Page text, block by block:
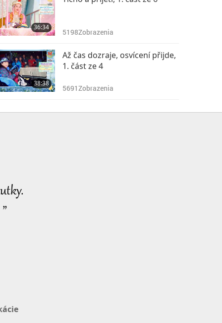
36:34
5198Zobrazenia
38:38
Až čas dozraje, osvícení přijde,
1. část ze 4
5691Zobrazenia